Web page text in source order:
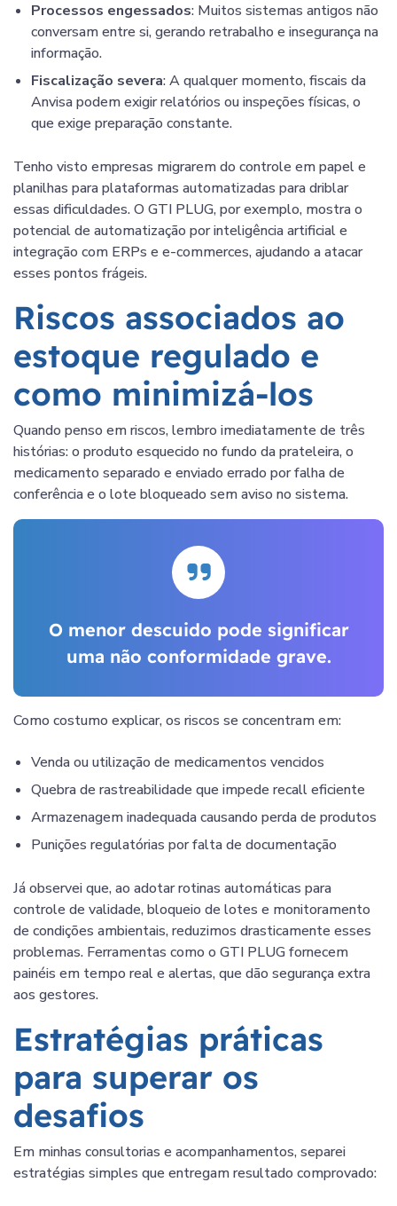
Processos engessados: Muitos sistemas antigos não
conversam entre si, gerando retrabalho e insegurança na
informação.
Fiscalização severa: A qualquer momento, fiscais da
Anvisa podem exigir relatórios ou inspeções físicas, o
que exige preparação constante.
Tenho visto empresas migrarem do controle em papel e
planilhas para plataformas automatizadas para driblar
essas dificuldades. O GTI PLUG, por exemplo, mostra o
potencial de automatização por inteligência artificial e
integração com ERPs e e-commerces, ajudando a atacar
esses pontos frágeis.
Riscos associados ao
estoque regulado e
como minimizá-los
Quando penso em riscos, lembro imediatamente de três
histórias: o produto esquecido no fundo da prateleira, o
medicamento separado e enviado errado por falha de
conferência e o lote bloqueado sem aviso no sistema.
O menor descuido pode significar
uma não conformidade grave.
Como costumo explicar, os riscos se concentram em:
Venda ou utilização de medicamentos vencidos
Quebra de rastreabilidade que impede recall eficiente
Armazenagem inadequada causando perda de produtos
Punições regulatórias por falta de documentação
Já observei que, ao adotar rotinas automáticas para
controle de validade, bloqueio de lotes e monitoramento
de condições ambientais, reduzimos drasticamente esses
problemas. Ferramentas como o GTI PLUG fornecem
painéis em tempo real e alertas, que dão segurança extra
aos gestores.
Estratégias práticas
para superar os
desafios
Em minhas consultorias e acompanhamentos, separei
estratégias simples que entregam resultado comprovado: